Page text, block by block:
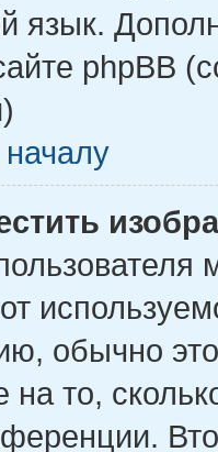
язык.
phpBB
обычно это
то,